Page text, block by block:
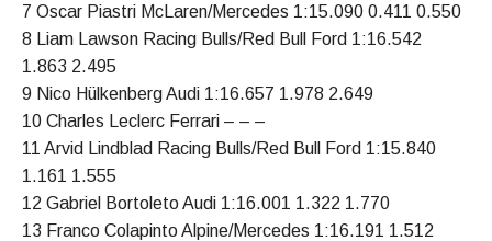
7 Oscar Piastri McLaren/Mercedes 1:15.090 0.411 0.550
8 Liam Lawson Racing Bulls/Red Bull Ford 1:16.542
1.863 2.495
9 Nico Hülkenberg Audi 1:16.657 1.978 2.649
10 Charles Leclerc Ferrari – – –
11 Arvid Lindblad Racing Bulls/Red Bull Ford 1:15.840
1.161 1.555
12 Gabriel Bortoleto Audi 1:16.001 1.322 1.770
13 Franco Colapinto Alpine/Mercedes 1:16.191 1.512